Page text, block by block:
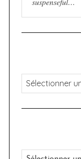
A
r
c
v
C